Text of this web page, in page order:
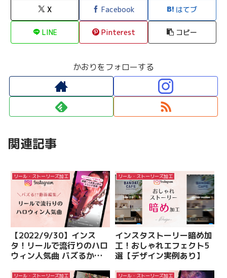
X Facebook はてブ
LINE Pinterest コピー
かおりをフォローする
関連記事
リール・ストーリーズ加工
【2022/9/30】インス
タ！リールで流行りのハロ
ウィン人気曲 バズるか
リール・ストーリーズ加工
インスタストーリー暗め加
工！おしゃれエフェクト5
選【デザイン実例あり】
リール・ストーリーズ加工 リール・ストーリーズ加工